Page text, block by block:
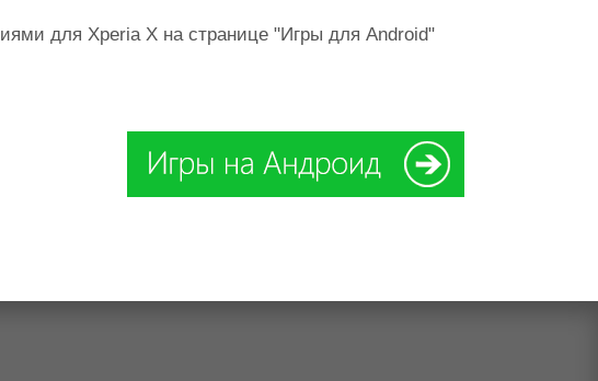
для Xperia X на странице "Игры для Android"